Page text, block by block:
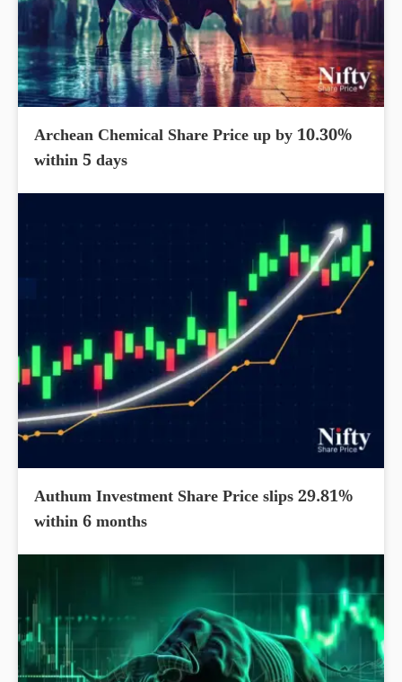
Archean Chemical Share Price up by 10.30%
within 5 days
Authum Investment Share Price slips 29.81%
within 6 months